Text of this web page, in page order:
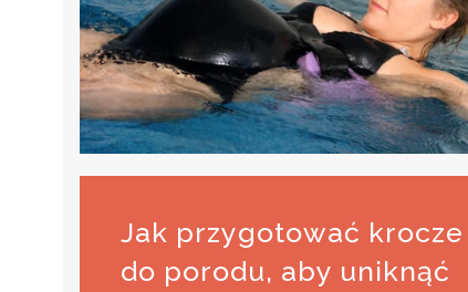
Jak przygotować krocze
do porodu, aby uniknąć